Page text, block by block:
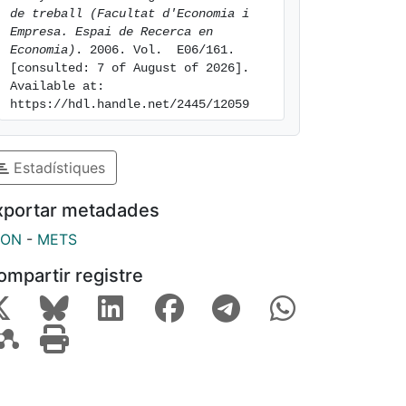
de treball (Facultat d'Economia i
Empresa. Espai de Recerca en
Economia) . 2006. Vol.  E06/161.
[consulted: 7 of August of 2026].
Available at:
https://hdl.handle.net/2445/12059
Estadístiques
metadades
- METS
registre